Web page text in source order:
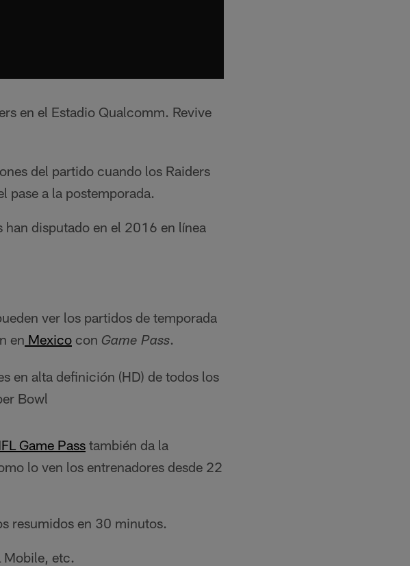
en el Estadio Qualcomm. Revive
del partido cuando los Raiders
pase a la postemporada.
han disputado en el 2016 en línea
ver los partidos de temporada
en Mexico con Game Pass.
en alta definición (HD) de todos los
Bowl
Game Pass también da la
lo ven los entrenadores desde 22
resumidos en 30 minutos.
Mobile, etc.